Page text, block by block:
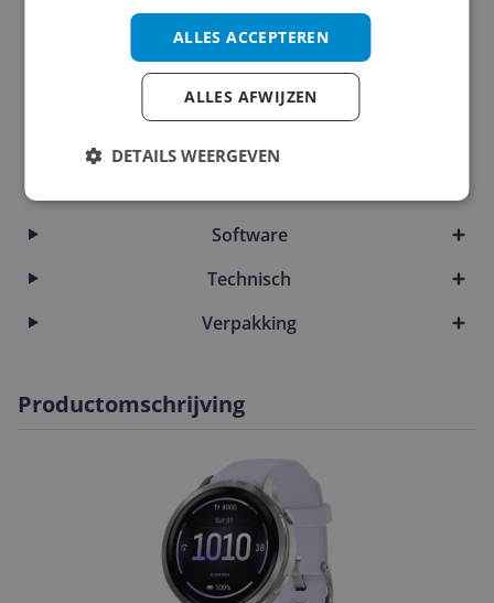
Horlogekast
Meetwaarden
Mogelijke vereisten instellen en gebruik
Productinformatie
Software
Technisch
Verpakking
Productomschrijving
ALLES ACCEPTEREN
ALLES AFWIJZEN
DETAILS WEERGEVEN